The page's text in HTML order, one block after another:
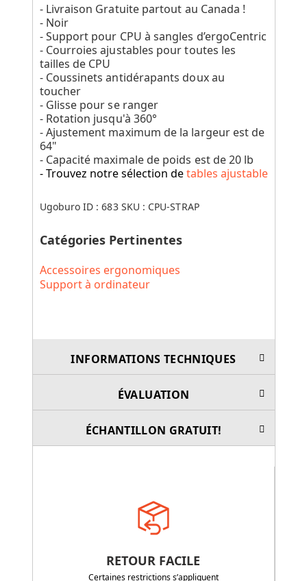
- Livraison Gratuite partout au Canada !
- Noir
- Support pour CPU à sangles d’ergoCentric
- Courroies ajustables pour toutes les
tailles de CPU
- Coussinets antidérapants doux au
toucher
- Glisse pour se ranger
- Rotation jusqu'à 360°
- Ajustement maximum de la largeur est de
64"
- Capacité maximale de poids est de 20 lb
- Trouvez notre sélection detables ajustable
Ugoburo ID :683 SKU : CPU-STRAP
Catégories Pertinentes
Accessoires ergonomiques
Support à ordinateur
INFORMATIONS TECHNIQUES
ÉVALUATION
ÉCHANTILLON GRATUIT!
RETOUR FACILE
Certaines restrictions s’appliquent